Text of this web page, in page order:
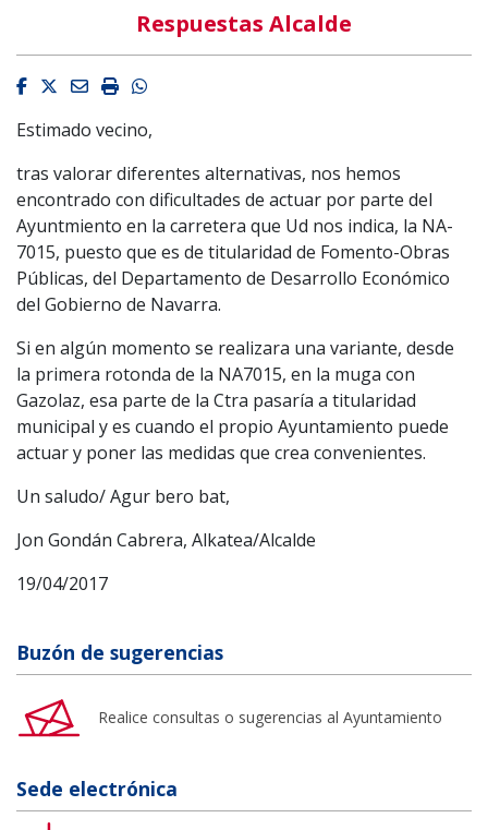
Respuestas Alcalde
Facebook
Twitter
EmailImprimirWhatsapp
Estimado vecino,
tras valorar diferentes alternativas, nos hemos
encontrado con dificultades de actuar por parte del
Ayuntmiento en la carretera que Ud nos indica, la NA-
7015, puesto que es de titularidad de Fomento-Obras
Públicas, del Departamento de Desarrollo Económico
del Gobierno de Navarra.
Si en algún momento se realizara una variante, desde
la primera rotonda de la NA7015, en la muga con
Gazolaz, esa parte de la Ctra pasaría a titularidad
municipal y es cuando el propio Ayuntamiento puede
actuar y poner las medidas que crea convenientes.
Un saludo/ Agur bero bat,
Jon Gondán Cabrera, Alkatea/Alcalde
19/04/2017
Buzón de sugerencias
Realice consultas o sugerencias al Ayuntamiento
Sede electrónica